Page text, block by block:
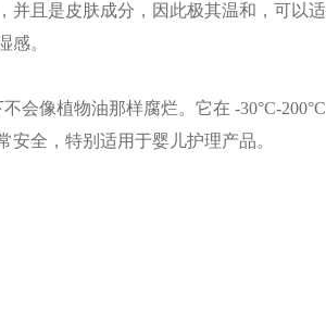
并且是皮肤成分，因此极其温和，可以
感。
会像植物油那样腐烂。它在 -30°C-
全，特别适用于婴儿护理产品。